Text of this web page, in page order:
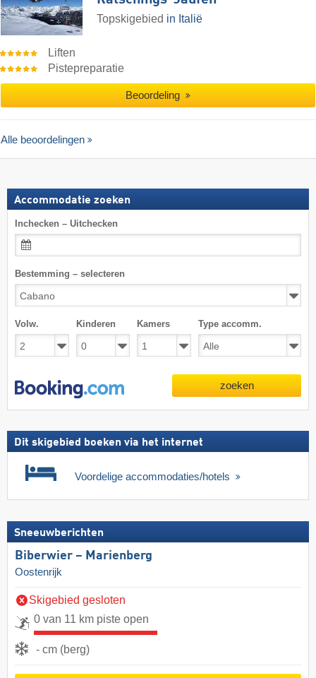
Topskigebied in Italië
Liften
Pistepreparatie
Beoordeling
Alle beoordelingen
Accommodatie zoeken
Inchecken – Uitchecken
Bestemming – selecteren
Volw. Kinderen Kamers Type accomm.
zoeken
Dit skigebied boeken via het internet
Voordelige accommodaties/hotels
Sneeuwberichten
Biberwier – Marienberg
Oostenrijk
Skigebied gesloten
0 van 11 km piste open
- cm (berg)